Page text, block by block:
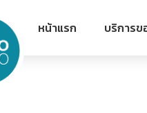
หน้าแรก บริการข